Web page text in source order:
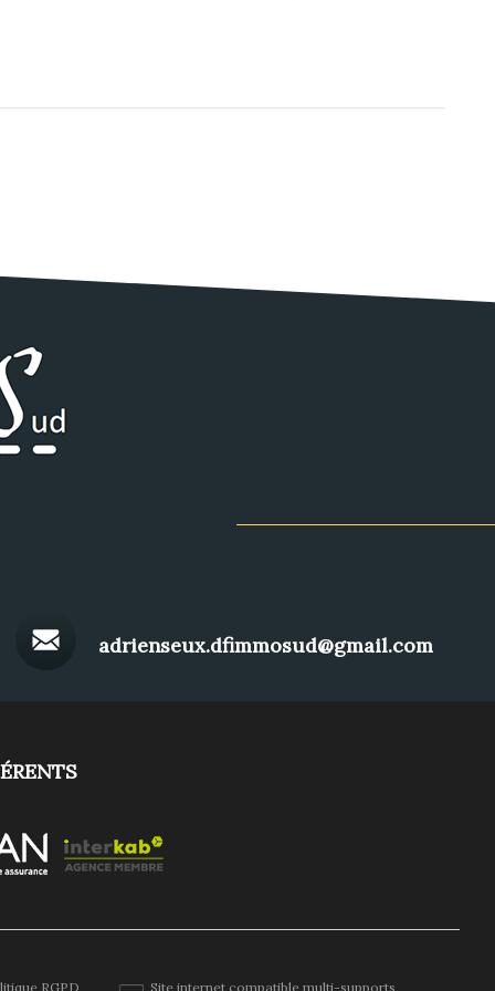
adrienseux.dfimmosud@gmail.com
RGPD Site internet compatible multi-supports,